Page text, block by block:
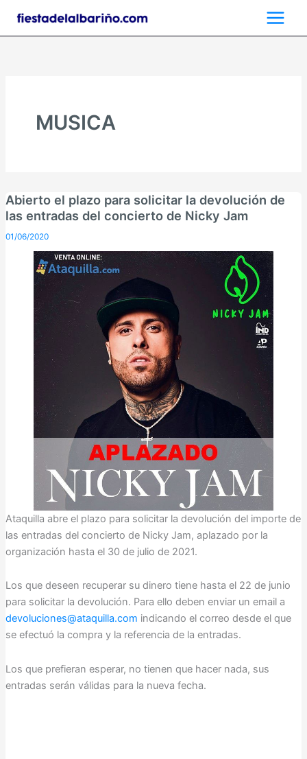
contenido
MUSICA
Abierto el plazo para solicitar la devolución de
las entradas del concierto de Nicky Jam
01/06/2020
Ataquilla abre el plazo para solicitar la devolución del importe de
las entradas del concierto de Nicky Jam, aplazado por la
organización hasta el 30 de julio de 2021.
Los que deseen recuperar su dinero tiene hasta el 22 de junio
para solicitar la devolución. Para ello deben enviar un email a
devoluciones@ataquilla.com indicando el correo desde el que
se efectuó la compra y la referencia de la entradas.
Los que prefieran esperar, no tienen que hacer nada, sus
entradas serán válidas para la nueva fecha.